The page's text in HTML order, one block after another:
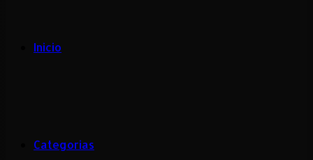
Inicio
Categorias